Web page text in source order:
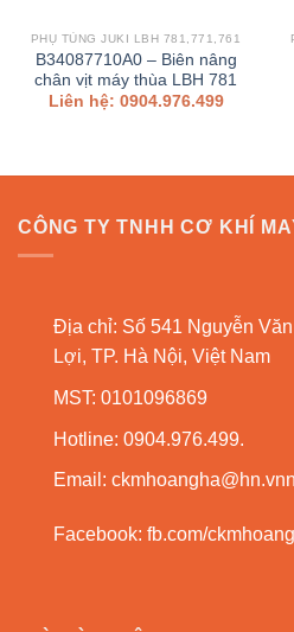
PHỤ TÙNG JUKI LBH 781,771,761
B34087710A0 – Biên nâng
chân vịt máy thùa LBH 781
Liên hệ: 0904.976.499
CÔNG TY TNHH CƠ KHÍ
Địa chỉ: Số 541 Nguyễn
Lợi, TP. Hà Nội, Việt Nam
MST: 0101096869
Hotline: 0904.976.499.
Email:
Facebook: fb.com/